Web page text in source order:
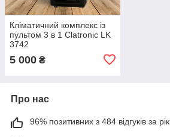
Кліматичний комплекс із
пультом 3 в 1 Clatronic LK
3742
5 000 ₴
Про нас
96% позитивних з 484 відгуків за рік